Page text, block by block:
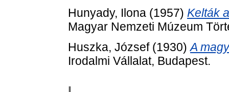
Hunyady, Ilona (1957) Kelták
Magyar Nemzeti Múzeum
Huszka, József(1930)A
Irodalmi Vállalat, Budapest.